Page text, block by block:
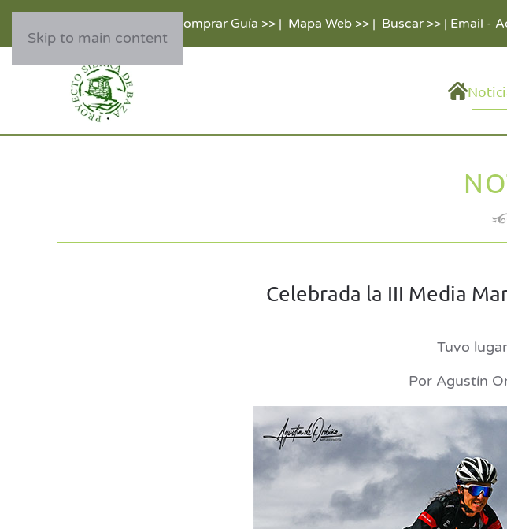
Skip to main content
Comprar Guía >>| Mapa Web >>| Buscar >>| Email -
Celebrada la III Media
Tuvo
Por Agustín